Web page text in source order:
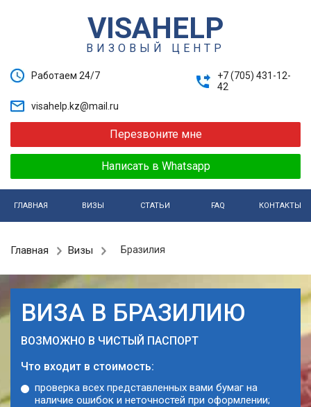
VISAHELP
ВИЗОВЫЙ ЦЕНТР
Работаем 24/7
+7 (705) 431-12-
42
visahelp.kz@mail.ru
Перезвоните мне
Написать в Whatsapp
ГЛАВНАЯ ВИЗЫ СТАТЬИ FAQ КОНТАКТЫ
Главная Визы Бразилия
ВИЗА В БРАЗИЛИЮ
ВОЗМОЖНО В ЧИСТЫЙ ПАСПОРТ
Что входит в стоимость:
проверка всех представленных вами бумаг на
наличие ошибок и неточностей при оформлении;